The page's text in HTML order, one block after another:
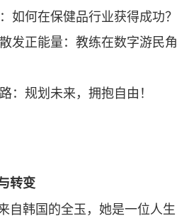
如何在保健品行业获得成功？
发正能量：教练在数字游民角
：规划未来，拥抱自由！
转变
自韩国的全玉，她是一位人生